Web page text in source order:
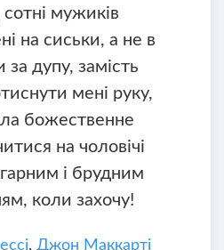
мужиків
на сиськи, а не в
за дупу, замість
мені руку,
божественне
на чоловічі
і брудним
коли захочу!
, Джон Маккарті